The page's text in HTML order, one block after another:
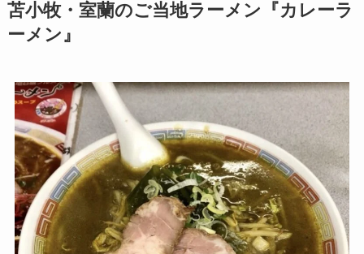
苫小牧・室蘭のご当地ラーメン『カレーラ
ーメン』